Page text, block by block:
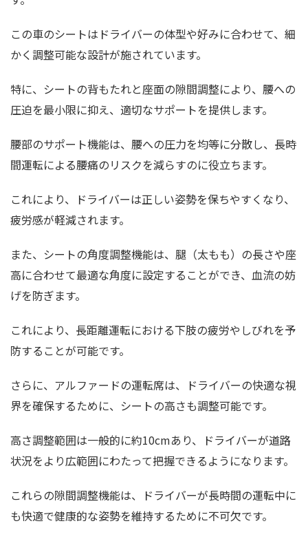
この車のシートはドライバーの体型や好みに合わせて、細
かく調整可能な設計が施されています。
特に、シートの背もたれと座面の隙間調整により、腰への
圧迫を最小限に抑え、適切なサポートを提供します。
腰部のサポート機能は、腰への圧力を均等に分散し、長時
間運転による腰痛のリスクを減らすのに役立ちます。
これにより、ドライバーは正しい姿勢を保ちやすくなり、
疲労感が軽減されます。
また、シートの角度調整機能は、腿（太もも）の長さや座
高に合わせて最適な角度に設定することができ、血流の妨
げを防ぎます。
これにより、長距離運転における下肢の疲労やしびれを予
防することが可能です。
さらに、アルファードの運転席は、ドライバーの快適な視
界を確保するために、シートの高さも調整可能です。
高さ調整範囲は一般的に約10cmあり、ドライバーが道路
状況をより広範囲にわたって把握できるようになります。
これらの隙間調整機能は、ドライバーが長時間の運転中に
も快適で健康的な姿勢を維持するために不可欠です。